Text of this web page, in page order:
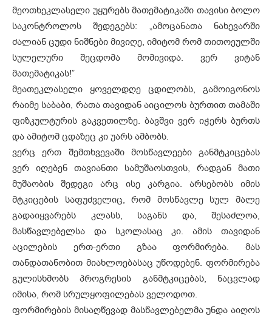
მეოთხეკლასელი უყურებს მათემატიკაში თავისი ბოლო
საკონტროლოს შედეგებს: „ამოცანათა ნახევარში
ძალიან ცუდი ნიშნები მივიღე, იმიტომ რომ თითოეულში
სულელური შეცდომა მომივიდა. ვერ ვიტან
მათემატიკას!”
მეათეკლასელი ყოველდღე ცდილობს, გამოიგონოს
რაიმე საბაბი, რათა თავიდან აიცილოს ბურთით თამაში
ფიზკულტურის გაკვეთილზე. ბავშვი ვერ იჭერს ბურთს
და ამიტომ ცდაზეც კი უარს ამბობს.
ვერც ერთ შემთხვევაში მოსწავლეები განმტკიცებას
ვერ იღებენ თავიანთი სამუშაოსთვის, რადგან მათი
მუშაობის შედეგი არც ისე კარგია. არსებობს იმის
მტკიცების საფუძველიც, რომ მოსწავლე სულ მალე
გადაიყვარებს კლასს, საგანს და, შესაძლოა,
მასწავლებელსა და სკოლასაც კი. ამის თავიდან
აცილების ერთ-ერთი გზაა ფორმირება. მას
თანდათანობით მიახლოებასაც უწოდებენ. ფორმირება
გულისხმობს პროგრესის განმტკიცებას, ნაცვლად
იმისა, რომ სრულყოფილებას ველოდოთ.
ფორმირების მისაღწევად მასწავლებელმა უნდა აიღოს